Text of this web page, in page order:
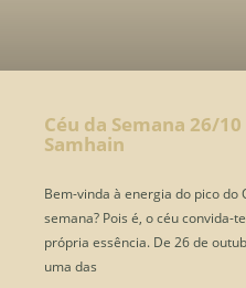
Céu da Semana 26/
Samhain
Bem-vinda à energia do pico do
semana? Pois é, o céu convida-
própria essência. De 26 de
uma das